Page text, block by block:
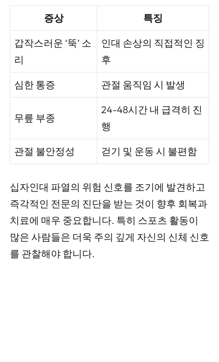
증상 특징
갑작스러운 ‘뚝’ 소
리
인대 손상의 직접적인 징
후
심한 통증 관절 움직임 시 발생
무릎 부종
24-48시간 내 급격히 진
행
관절 불안정성 걷기 및 운동 시 불편함
십자인대 파열의 위험 신호를 조기에 발견하고
즉각적인 전문의 진단을 받는 것이 향후 회복과
치료에 매우 중요합니다. 특히 스포츠 활동이
많은 사람들은 더욱 주의 깊게 자신의 신체 신호
를 관찰해야 합니다.